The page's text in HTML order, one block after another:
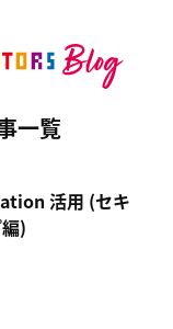
一覧
活用 (セキ
)